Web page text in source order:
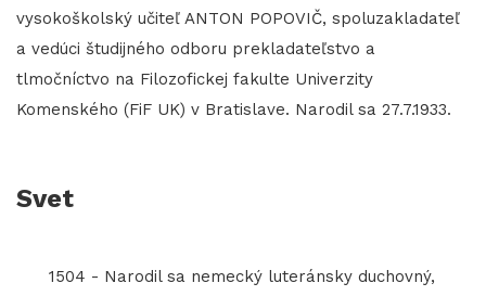
vysokoškolský učiteľ ANTON POPOVIČ, spoluzakladateľ
a vedúci študijného odboru prekladateľstvo a
tlmočníctvo na Filozofickej fakulte Univerzity
Komenského (FiF UK) v Bratislave. Narodil sa 27.7.1933.
Svet
1504 - Narodil sa nemecký luteránsky duchovný,